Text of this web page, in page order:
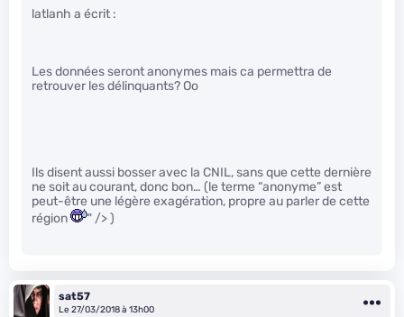
latlanh a écrit :
Les données seront anonymes mais ca permettra de
retrouver les délinquants? Oo
Ils disent aussi bosser avec la CNIL, sans que cette dernière
ne soit au courant, donc bon… (le terme “anonyme” est
peut-être une légère exagération, propre au parler de cette
région
" /> )
sat57
Le 27/03/2018 à 13h00